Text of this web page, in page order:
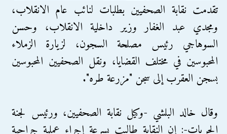
تقدمت نقابة الصحفيين بطلبات لنائب عام الانقلاب،
ومجدي عبد الغفار وزير داخلية الانقلاب، وحسن
السوهاجي رئيس مصلحة السجون، لزيارة الزملاء
المحبوسين في مختلف القضايا، ونقل الصحفيين المحبوسين
بسجن العقرب إلى سجن "مزرعة طره".
وقال خالد البلشي -وكيل نقابة الصحفيين، ورئيس لجنة